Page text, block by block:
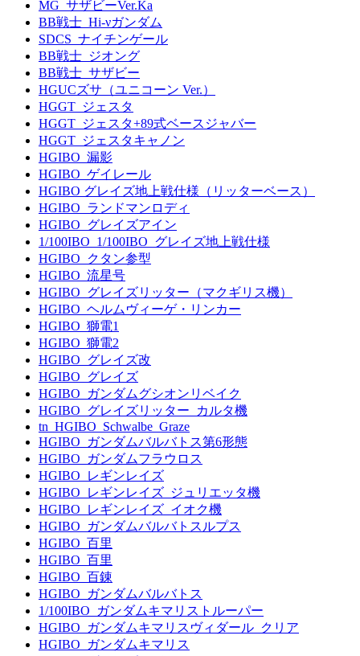
MG_サザビーVer.Ka
BB戦士_Hi-νガンダム
SDCS_ナイチンゲール
BB戦士_ジオング
BB戦士_サザビー
HGUCズサ（ユニコーン Ver.）
HGGT_ジェスタ
HGGT_ジェスタ+89式ベースジャバー
HGGT_ジェスタキャノン
HGIBO_漏影
HGIBO_ゲイレール
HGIBO グレイズ地上戦仕様（リッターベース）
HGIBO_ランドマンロディ
HGIBO_グレイズアイン
1/100IBO_1/100IBO_グレイズ地上戦仕様
HGIBO_クタン参型
HGIBO_流星号
HGIBO_グレイズリッター（マクギリス機）
HGIBO_ヘルムヴィーゲ・リンカー
HGIBO_獅電1
HGIBO_獅電2
HGIBO_グレイズ改
HGIBO_グレイズ
HGIBO_ガンダムグシオンリベイク
HGIBO_グレイズリッター_カルタ機
tn_HGIBO_Schwalbe_Graze
HGIBO_ガンダムバルバトス第6形態
HGIBO_ガンダムフラウロス
HGIBO_レギンレイズ
HGIBO_レギンレイズ_ジュリエッタ機
HGIBO_レギンレイズ_イオク機
HGIBO_ガンダムバルバトスルプス
HGIBO_百里
HGIBO_百里
HGIBO_百錬
HGIBO_ガンダムバルバトス
1/100IBO_ガンダムキマリストルーパー
HGIBO_ガンダムキマリスヴィダール_クリア
HGIBO_ガンダムキマリス